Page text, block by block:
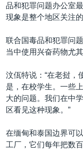
品和犯罪问题办公室
现象是整个地区关注的
联合国毒品和犯罪问
当中使用兴奋药物尤其
汶佤特说：“在老挝，
是，在校学生。一些
大的问题。我们在中
区看见这种现象。”
在缅甸和泰国边界可
工厂，它们每年把数